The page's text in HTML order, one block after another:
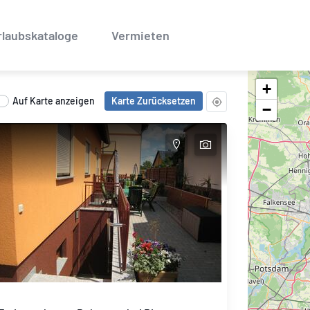
Vermieten
Auf Karte anzeigen Karte Zurücksetzen
+
−